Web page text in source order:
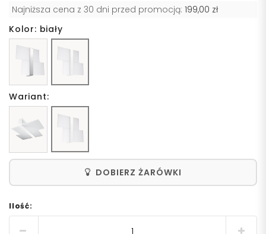
Najniższa cena z 30 dni przed promocją: 199,00 zł
Kolor: biały
Wariant:
DOBIERZ ŻARÓWKI
Ilość: